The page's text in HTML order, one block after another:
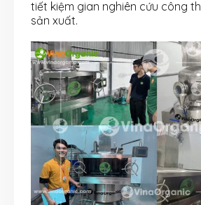
tiết kiệm gian nghiên cứu công
sản xuất.